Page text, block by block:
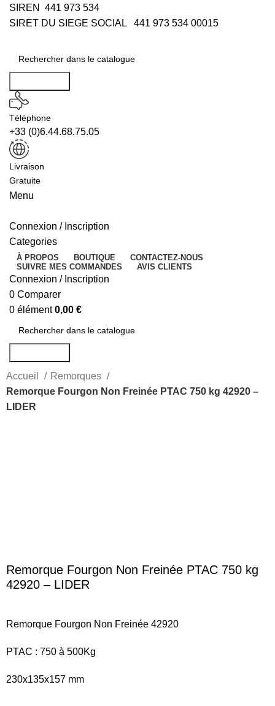
SIREN 441 973 534
SIRET DU SIEGE SOCIAL 441 973 534 00015
Téléphone
+33 (0)6.44.68.75.05
Livraison
Gratuite
Menu
Connexion / Inscription
Categories
À PROPOS BOUTIQUE
CONTACTEZ-NOUS
SUIVRE MES COMMANDES
AVIS CLIENTS
Connexion / Inscription
0 Comparer
0 élément 0,00 €
Accueil
Remorques
Remorque Fourgon Non Freinée PTAC 750 kg 42920 –
LIDER
Remorque Fourgon Non Freinée PTAC 750 kg
42920 – LIDER
Remorque Fourgon Non Freinée 42920
PTAC : 750 à 500Kg
230x135x157 mm